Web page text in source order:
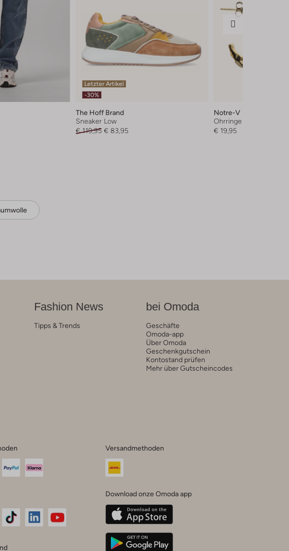
Letzter Artikel
-30%
The Hoff Brand
Sneaker Low
€ 119,95 € 83,95
Notre-V
Ohrringe
€ 19,95
Fashion News
Tipps & Trends
bei Omoda
Geschäfte
Omoda-app
Über Omoda
Geschenkgutschein
Kontostand prüfen
Mehr über Gutscheincodes
Versandmethoden
Download onze Omoda app